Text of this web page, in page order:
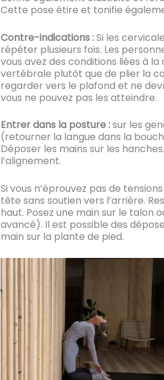
Cette pose étire et tonifie
Contre-indications :Si les
répéter plusieurs fois. Les
vous avez des conditions liées à
vertébrale plutôt que de plier la
regarder vers le plafond et ne
vous ne pouvez pas les atteindre.
Entrer dans la posture :sur les
(retourner la langue dans la
Déposer les mains sur les
l’alignement.
Si vous n’éprouvez pas de
tête sans soutien vers l’arrière.
haut. Posez une main sur le talon
avancé). Il est possible des
main sur la plante de pied.